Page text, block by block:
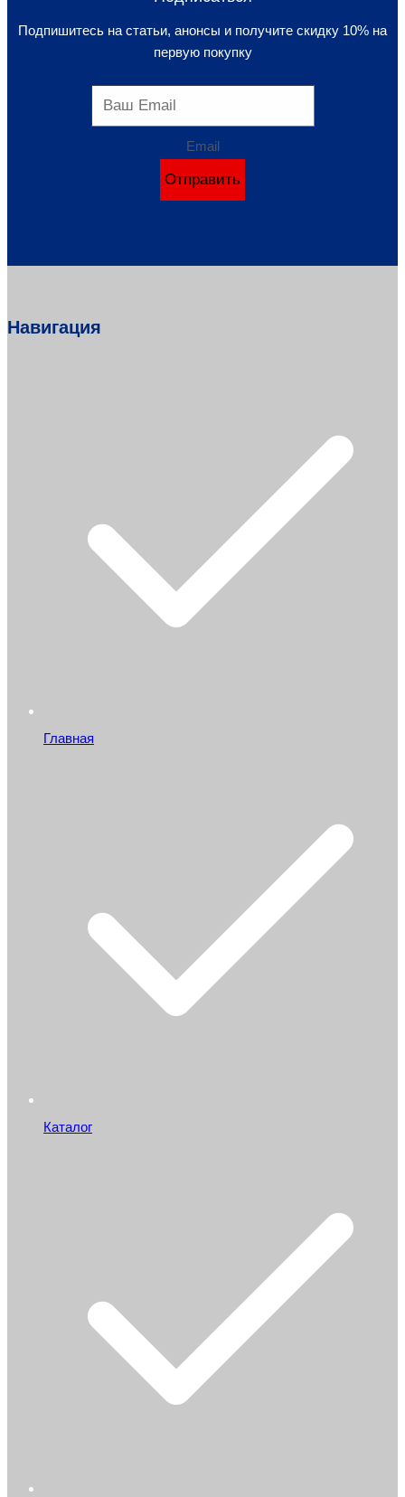
Подпишитесь на статьи, анонсы и получите скидку 10% на
первую покупку
Email
Отправить
Навигация
Главная
Каталог